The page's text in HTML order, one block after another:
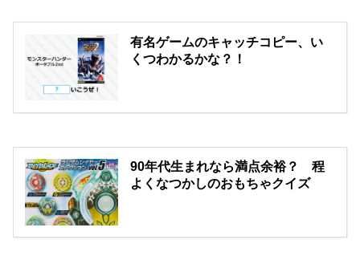
有名ゲームのキャッチコピー、い
くつわかるかな？！
90年代生まれなら満点余裕？ 程
よくなつかしのおもちゃクイズ